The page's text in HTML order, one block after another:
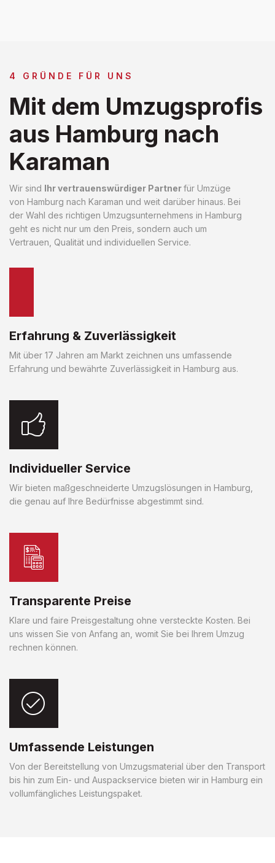
4 GRÜNDE FÜR UNS
Mit dem Umzugsprofis
aus Hamburg nach
Karaman
Wir sind Ihr vertrauenswürdiger Partnerfür Umzüge
von Hamburg nach Karaman und weit darüber hinaus. Bei
der Wahl des richtigen Umzugsunternehmens in Hamburg
geht es nicht nur um den Preis, sondern auch um
Vertrauen, Qualität und individuellen Service.
Erfahrung & Zuverlässigkeit
Mit über 17 Jahren am Markt zeichnen uns umfassende
Erfahrung und bewährte Zuverlässigkeit in Hamburg aus.
Individueller Service
Wir bieten maßgeschneiderte Umzugslösungen in Hamburg,
die genau auf Ihre Bedürfnisse abgestimmt sind.
Transparente Preise
Klare und faire Preisgestaltung ohne versteckte Kosten. Bei
uns wissen Sie von Anfang an, womit Sie bei Ihrem Umzug
rechnen können.
Umfassende Leistungen
Von der Bereitstellung von Umzugsmaterial über den Transport
bis hin zum Ein- und Auspackservice bieten wir in Hamburg ein
vollumfängliches Leistungspaket.